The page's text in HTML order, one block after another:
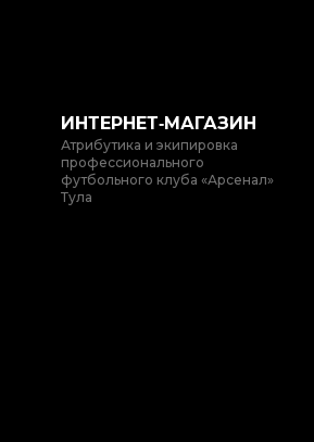
ИНТЕРНЕТ‑МАГАЗИН
Атрибутика и экипировка
профессионального
футбольного клуба «Арсенал»
Тула